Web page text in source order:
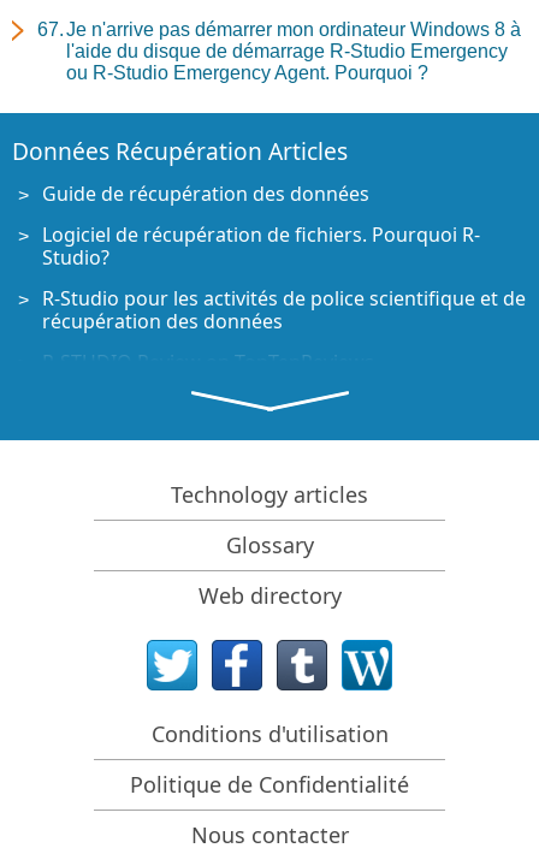
Je n'arrive pas démarrer mon ordinateur Windows 8 à
l'aide du disque de démarrage R-Studio Emergency
ou R-Studio Emergency Agent. Pourquoi ?
Données Récupération Articles
Guide de récupération des données
Logiciel de récupération de fichiers. Pourquoi R-
Studio?
R-Studio pour les activités de police scientifique et de
récupération des données
R-STUDIO Review on TopTenReviews
Spécificités de récupération de fichiers pour les
Prévoir le succès des cas communs de récupération
Récupération des données remplacées
Récupération de fichier d'urgence utilisant R-Studio
Présentation de RAID Recovery
R-Studio : Récupération des données d'un ordinateur
non fonctionnel
Récupération de fichier depuis un ordinateur qui ne
veut pas démarrer
Technology articles
Glossary
Web directory
Conditions d'utilisation
Politique de Confidentialité
Nous contacter